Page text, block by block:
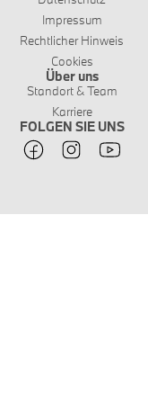
Impressum
Rechtlicher Hinweis
Cookies
Über uns
Standort & Team
Karriere
FOLGEN SIE UNS
den gesperrten Inhalt.